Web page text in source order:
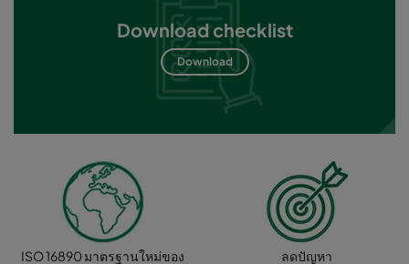
Download checklist
Download
ISO 16890 มาตรฐานใหม่ของ ลดปัญหา